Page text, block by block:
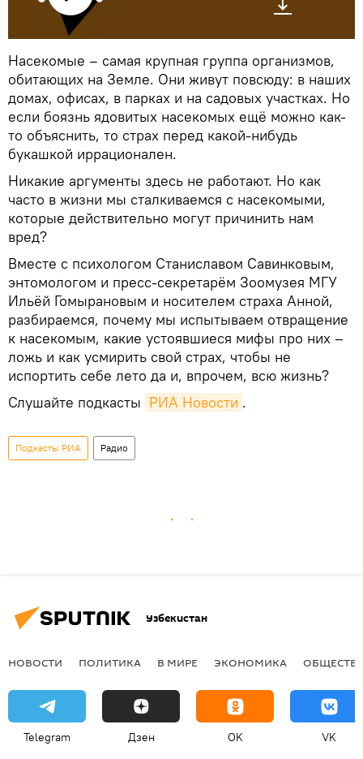
Насекомые – самая крупная группа организмов,
обитающих на Земле. Они живут повсюду: в наших
домах, офисах, в парках и на садовых участках. Но
если боязнь ядовитых насекомых ещё можно как-
то объяснить, то страх перед какой-нибудь
букашкой иррационален.
Никакие аргументы здесь не работают. Но как
часто в жизни мы сталкиваемся с насекомыми,
которые действительно могут причинить нам
вред?
Вместе с психологом Станиславом Савинковым,
энтомологом и пресс-секретарём Зоомузея МГУ
Ильёй Гомырановым и носителем страха Анной,
разбираемся, почему мы испытываем отвращение
к насекомым, какие устоявшиеся мифы про них –
ложь и как усмирить свой страх, чтобы не
испортить себе лето да и, впрочем, всю жизнь?
Слушайте подкасты РИА Новости .
Подкасты РИА Радио
Узбекистан
НОВОСТИ ПОЛИТИКА В МИРЕ ЭКОНОМИКА
Telegram Дзен OK VK